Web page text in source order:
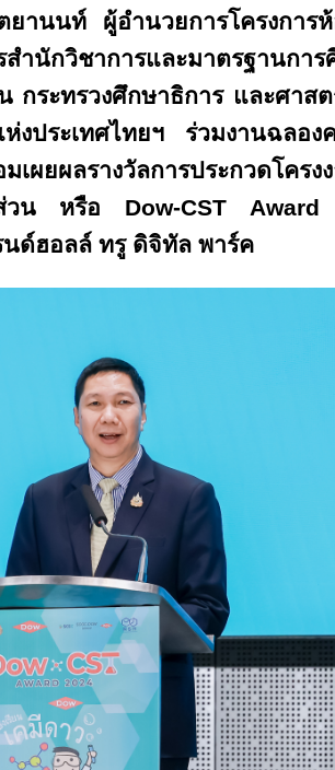
นนท์ ผู้อำนวยการโครงการห้
ำนักวิชาการและมาตรฐานการ
กระทรวงศึกษาธิการ และศาส
งประเทศไทยฯ ร่วมงานฉลอ
ผยผลรางวัลการประกวดโครง
ส่วน หรือ Dow-CST
นด์ฮอลล์ ทรู ดิจิทัล พาร์ค